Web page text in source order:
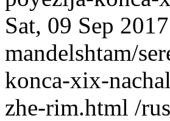
Sat, 09 Sep
mandelshtam/
konca-xix-
zhe-rim.html /